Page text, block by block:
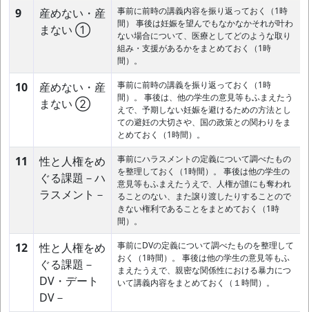
9
産めない・産
まない ①
事前に前時の講義内容を振り返っておく（1時
間） 事後は妊娠を望んでもなかなかそれが叶わ
ない場合について、医療としてどのような取り
組み・支援があるかをまとめておく（1時
間）。
10
産めない・産
まない ②
事前に前時の講義を振り返っておく（1時
間）。 事後は、他の学生の意見等もふまえたう
えで、予期しない妊娠を避けるための方法とし
ての避妊の大切さや、国の政策との関わりをま
とめておく（1時間）。
11
性と人権をめ
ぐる課題－ハ
ラスメント－
事前にハラスメントの定義について調べたもの
を整理しておく（1時間）。 事後は他の学生の
意見等もふまえたうえで、人権が誰にも奪われ
ることのない、また譲り渡したりすることので
きない権利であることをまとめておく（1時
間）。
12
性と人権をめ
ぐる課題－
DV・デート
DV－
事前にDVの定義について調べたものを整理して
おく（1時間）。 事後は他の学生の意見等もふ
まえたうえで、親密な関係性における暴力につ
いて講義内容をまとめておく（１時間）。